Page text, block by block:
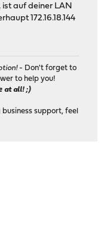
auf deiner LAN
172.16.18.144
- Don't forget to
to help you!
at all! ;)
support, feel